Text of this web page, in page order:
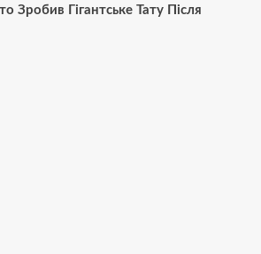
Зробив Гігантське Тату Після